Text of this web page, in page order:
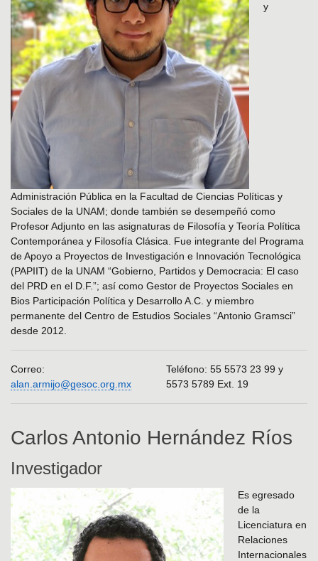
y
Administración Pública en la Facultad de Ciencias Políticas y
Sociales de la UNAM; donde también se desempeñó como
Profesor Adjunto en las asignaturas de Filosofía y Teoría Política
Contemporánea y Filosofía Clásica. Fue integrante del Programa
de Apoyo a Proyectos de Investigación e Innovación Tecnológica
(PAPIIT) de la UNAM “Gobierno, Partidos y Democracia: El caso
del PRD en el D.F.”; así como Gestor de Proyectos Sociales en
Bios Participación Política y Desarrollo A.C. y miembro
permanente del Centro de Estudios Sociales “Antonio Gramsci”
desde 2012.
Correo:
alan.armijo@gesoc.org.mx
Teléfono: 55 5573 23 99 y
5573 5789 Ext. 19
Carlos Antonio Hernández Ríos
Investigador
Es egresado
de la
Licenciatura en
Relaciones
Internacionales